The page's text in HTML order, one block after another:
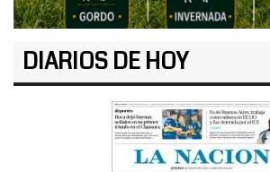
DIARIOS DE HOY